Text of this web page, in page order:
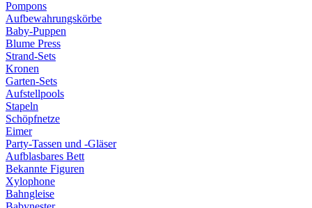
Pompons
Aufbewahrungskörbe
Baby-Puppen
Blume Press
Strand-Sets
Kronen
Garten-Sets
Aufstellpools
Stapeln
Schöpfnetze
Eimer
Party-Tassen und -Gläser
Aufblasbares Bett
Bekannte Figuren
Xylophone
Bahngleise